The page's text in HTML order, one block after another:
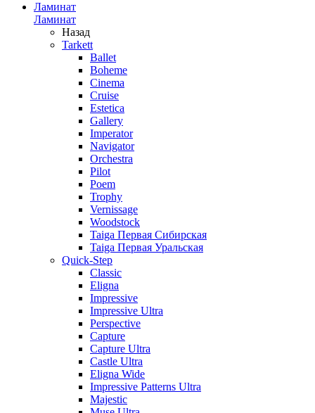
Ламинат
Ламинат
Назад
Tarkett
Ballet
Boheme
Cinema
Cruise
Estetica
Gallery
Imperator
Navigator
Orchestra
Pilot
Poem
Trophy
Vernissage
Woodstock
Taiga Первая Сибирская
Taiga Первая Уральская
Quick-Step
Classic
Eligna
Impressive
Impressive Ultra
Perspective
Capture
Capture Ultra
Castle Ultra
Eligna Wide
Impressive Patterns Ultra
Majestic